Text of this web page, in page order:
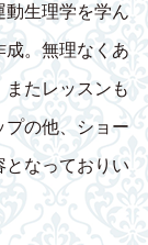
動生理学を学ん
成。無理なくあ
またレッスンも
プの他、ショー
となっておりい